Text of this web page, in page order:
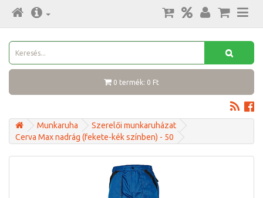
0 termék: 0 Ft
Munkaruha
Szerelői munkaruházat
Cerva Max nadrág (fekete-kék színben) - 50